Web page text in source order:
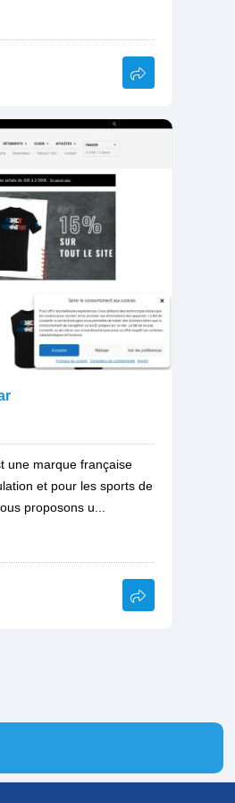
une marque française
et pour les sports de
proposons u...